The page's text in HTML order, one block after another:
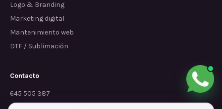
Logo & Branding
Marketing digital
Mantenimiento web
DTF / Sublimación
Contacto
645 505 387